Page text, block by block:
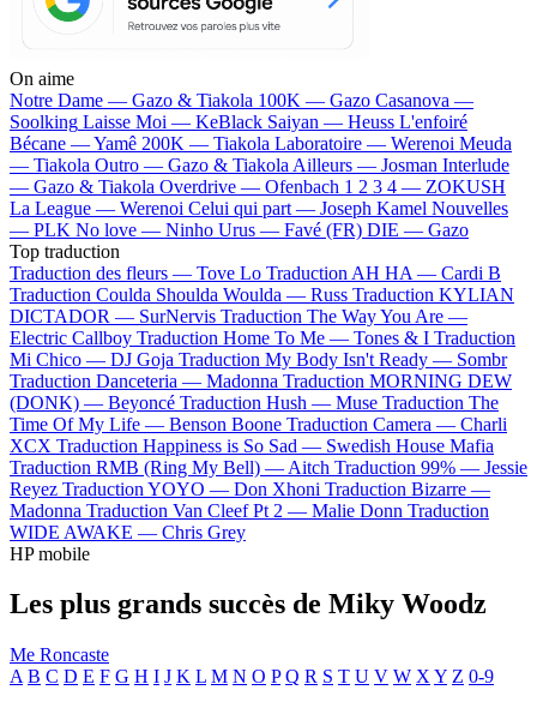
On aime
Notre Dame — Gazo & Tiakola 100K — Gazo Casanova —
Soolking Laisse Moi — KeBlack Saiyan — Heuss L'enfoiré
Bécane —Yamê 200K — Tiakola Laboratoire — Werenoi Meuda
— Tiakola Outro — Gazo & Tiakola Ailleurs — Josman Interlude
— Gazo & Tiakola Overdrive — Ofenbach 1 2 3 4 — ZOKUSH
La League — Werenoi Celui qui part — Joseph Kamel Nouvelles
— PLK No love — Ninho Urus — Favé (FR) DIE — Gazo
Top traduction
Traduction des fleurs — Tove Lo Traduction AH HA — Cardi B
Traduction Coulda Shoulda Woulda — Russ Traduction KYLIAN
DICTADOR — SurNervis Traduction The Way You Are —
Electric Callboy Traduction Home To Me — Tones & I Traduction
Mi Chico — DJ Goja Traduction My Body Isn't Ready — Sombr
Traduction Danceteria — Madonna Traduction MORNING DEW
(DONK) — Beyoncé Traduction Hush — Muse Traduction The
Time Of My Life — Benson Boone Traduction Camera — Charli
XCX Traduction Happiness is So Sad — Swedish House Mafia
Traduction RMB (Ring My Bell) — Aitch Traduction 99% — Jessie
Reyez Traduction YOYO — Don Xhoni Traduction Bizarre —
Madonna Traduction Van Cleef Pt 2 — Malie Donn Traduction
WIDE AWAKE — Chris Grey
HP mobile
Les plus grands succès de Miky Woodz
Me Roncaste
A B C D E F G H I J K L M N O P Q R S T U V W X Y Z 0-9